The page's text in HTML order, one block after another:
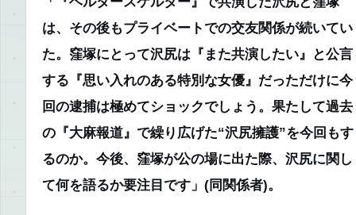
は、その後もプライベートでの交友関係が続いてい
た。窪塚にとって沢尻は『また共演したい』と公言
する『思い入れのある特別な女優』だっただけに今
回の逮捕は極めてショックでしょう。果たして過去
の『大麻報道』で繰り広げた“沢尻擁護”を今回もす
るのか。今後、窪塚が公の場に出た際、沢尻に関し
て何を語るか要注目です」 (同関係者)。